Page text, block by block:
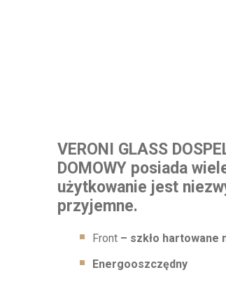
VERONI GLASS
DOMOWY posiada
użytkowanie jest
przyjemne.
Front – szkło hartowane
Energooszczędny